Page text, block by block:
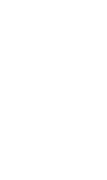
Bildergalerie